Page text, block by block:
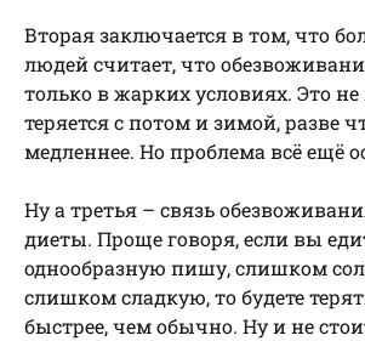
Вторая заключается в том, что
людей считает, что
только в жарких условиях. Это не
теряется с потом и зимой, разве
медленнее. Но проблема всё ещё
Ну а третья – связь
диеты. Проще говоря, если вы
однообразную пишу, слишком
слишком сладкую, то будете
быстрее, чем обычно. Ну и не